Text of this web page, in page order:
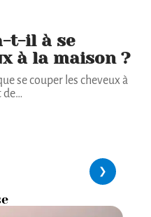
t-il à se
à la maison ?
se couper les cheveux à
de…